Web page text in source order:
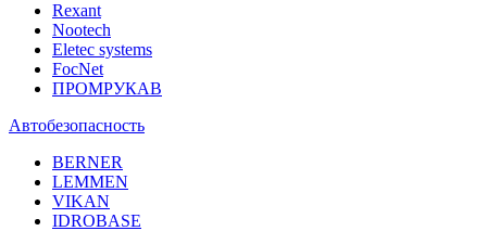
Rexant
Nootech
Eletec systems
FocNet
ПРОМРУКАВ
Автобезопасность
BERNER
LEMMEN
VIKAN
IDROBASE